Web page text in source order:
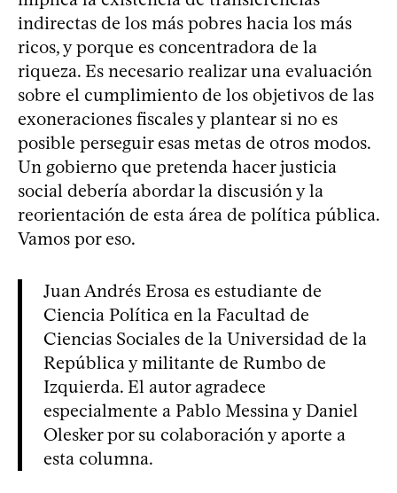
indirectas de los más pobres hacia los más
ricos, y porque es concentradora de la
riqueza. Es necesario realizar una evaluación
sobre el cumplimiento de los objetivos de las
exoneraciones fiscales y plantear si no es
posible perseguir esas metas de otros modos.
Un gobierno que pretenda hacer justicia
social debería abordar la discusión y la
reorientación de esta área de política pública.
Vamos por eso.
Juan Andrés Erosa es estudiante de
Ciencia Política en la Facultad de
Ciencias Sociales de la Universidad de la
República y militante de Rumbo de
Izquierda. El autor agradece
especialmente a Pablo Messina y Daniel
Olesker por su colaboración y aporte a
esta columna.